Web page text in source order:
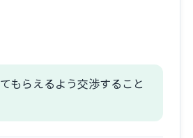
もらえるよう交渉すること